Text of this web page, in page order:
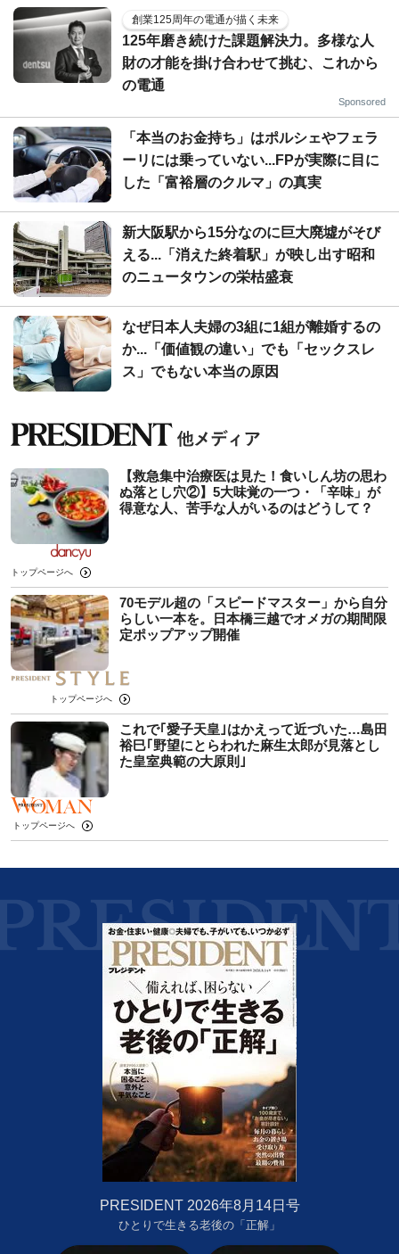
創業125周年の電通が描く未来
125年磨き続けた課題解決力。多様な人
財の才能を掛け合わせて挑む、これから
の電通
Sponsored
「本当のお金持ち」はポルシェやフェラ
ーリには乗っていない...FPが実際に目に
した「富裕層のクルマ」の真実
新大阪駅から15分なのに巨大廃墟がそび
える...「消えた終着駅」が映し出す昭和
のニュータウンの栄枯盛衰
なぜ日本人夫婦の3組に1組が離婚するの
か...「価値観の違い」でも「セックスレ
ス」でもない本当の原因
【救急集中治療医は見た！食いしん坊の思わ
ぬ落とし穴②】5大味覚の一つ・「辛味」が
得意な人、苦手な人がいるのはどうして？
トップページへ
70モデル超の「スピードマスター」から自分
らしい一本を。日本橋三越でオメガの期間限
定ポップアップ開催
トップページへ
これで｢愛子天皇｣はかえって近づいた…島田
裕巳｢野望にとらわれた麻生太郎が見落とし
た皇室典範の大原則｣
トップページへ
PRESIDENT 2026年8月14日号
ひとりで生きる老後の「正解」